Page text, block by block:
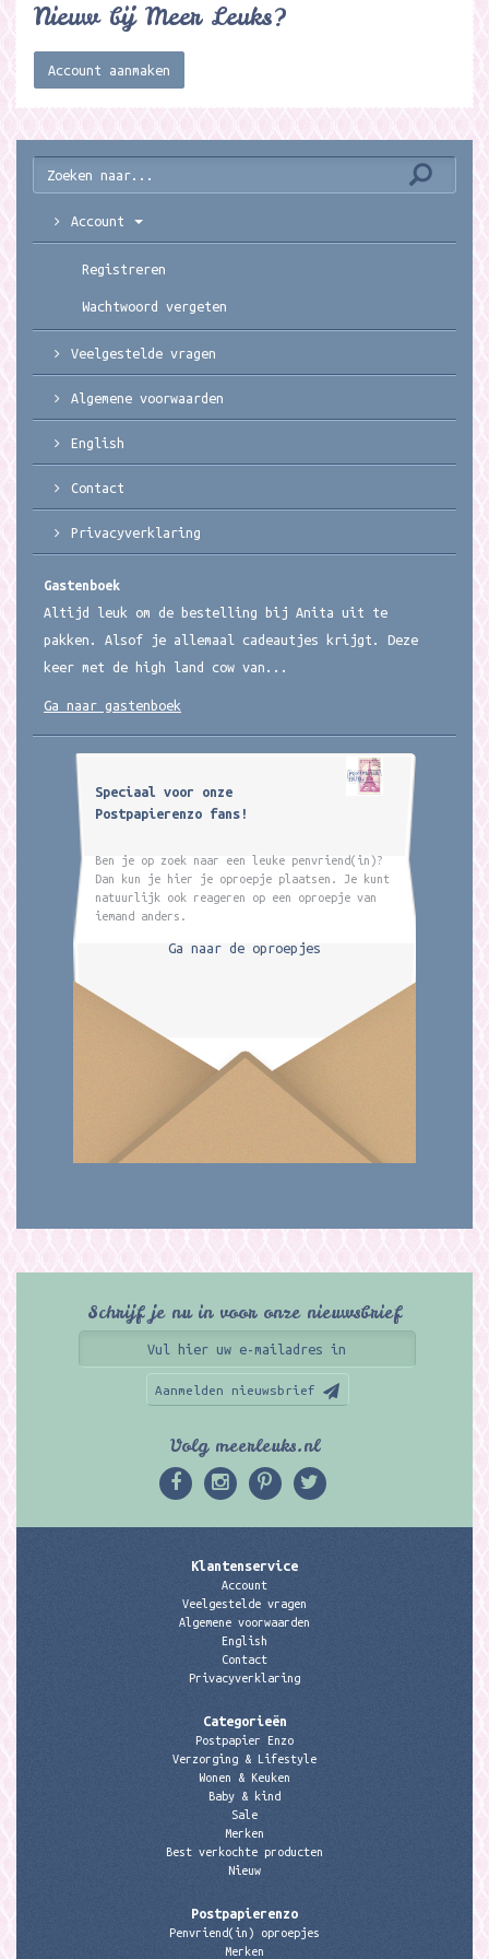
Nieuw bij Meer Leuks?
Account aanmaken
Account
Registreren
Wachtwoord vergeten
Veelgestelde vragen
Algemene voorwaarden
English
Contact
Privacyverklaring
Gastenboek
Altijd leuk om de bestelling bij Anita uit te
pakken. Alsof je allemaal cadeautjes krijgt. Deze
keer met de high land cow van...
Ga naar gastenboek
Speciaal voor onze
Postpapierenzo fans!
Ben je op zoek naar een leuke penvriend(in)?
Dan kun je hier je oproepje plaatsen. Je kunt
natuurlijk ook reageren op een oproepje van
iemand anders.
Ga naar de oproepjes
Schrijf je nu in voor onze nieuwsbrief
Aanmelden nieuwsbrief
Volg meerleuks.nl
Klantenservice
Account
Veelgestelde vragen
Algemene voorwaarden
English
Contact
Privacyverklaring
Categorieën
Postpapier Enzo
Verzorging & Lifestyle
Wonen & Keuken
Baby & kind
Sale
Merken
Best verkochte producten
Nieuw
Postpapierenzo
Penvriend(in) oproepjes
Merken